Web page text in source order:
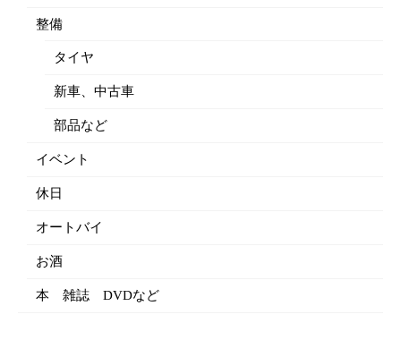
整備
タイヤ
新車、中古車
部品など
イベント
休日
オートバイ
お酒
本 雑誌 DVDなど